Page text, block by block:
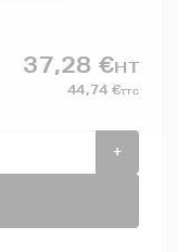
37,28 €HT
44,74 €TTC
+